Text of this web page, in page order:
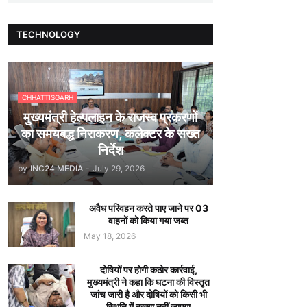
TECHNOLOGY
CHHATTISGARH
मुख्यमंत्री हेल्पलाइन के राजस्व प्रकरणों
का समयबद्ध निराकरण, कलेक्टर के सख्त
निर्देश
by INC24 MEDIA - July 29, 2026
अवैध परिवहन करते पाए जाने पर 03
वाहनों को किया गया जब्त
May 18, 2026
दोषियों पर होगी कठोर कार्रवाई,
मुख्यमंत्री ने कहा कि घटना की विस्तृत
जांच जारी है और दोषियों को किसी भी